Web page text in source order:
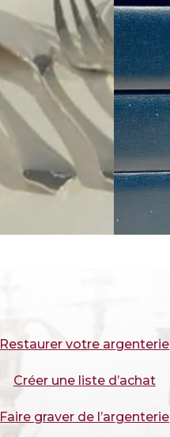
Restaurer votre argenterie
Créer une liste d’achat
Faire graver de l’argenterie